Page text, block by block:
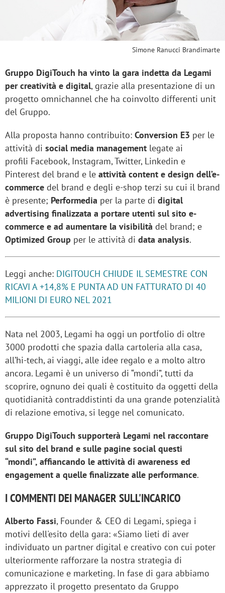
Simone Ranucci Brandimarte
Gruppo DigiTouch ha vinto la gara indetta da Legami
per creatività e digital, grazie alla presentazione di un
progetto omnichannel che ha coinvolto differenti unit
del Gruppo.
Alla proposta hanno contribuito: Conversion E3 per le
attività di social media management legate ai
profili Facebook, Instagram, Twitter, Linkedin e
Pinterest del brand e le attività content e design dell’e-
commerce del brand e degli e-shop terzi su cui il brand
è presente; Performedia per la parte di digital
advertising finalizzata a portare utenti sul sito e-
commerce e ad aumentare la visibilità del brand; e
Optimized Group per le attività di data analysis.
Leggi anche: DIGITOUCH CHIUDE IL SEMESTRE CON
RICAVI A +14,8% E PUNTA AD UN FATTURATO DI 40
MILIONI DI EURO NEL 2021
Nata nel 2003, Legami ha oggi un portfolio di oltre
3000 prodotti che spazia dalla cartoleria alla casa,
all’hi-tech, ai viaggi, alle idee regalo e a molto altro
ancora. Legami è un universo di “mondi”, tutti da
scoprire, ognuno dei quali è costituito da oggetti della
quotidianità contraddistinti da una grande potenzialità
di relazione emotiva, si legge nel comunicato.
Gruppo DigiTouch supporterà Legami nel raccontare
sul sito del brand e sulle pagine social questi
“mondi”, affiancando le attività di awareness ed
engagement a quelle finalizzate alle performance.
I COMMENTI DEI MANAGER SULL'INCARICO
Alberto Fassi, Founder & CEO di Legami, spiega i
motivi dell'esito della gara: «Siamo lieti di aver
individuato un partner digital e creativo con cui poter
ulteriormente rafforzare la nostra strategia di
comunicazione e marketing. In fase di gara abbiamo
apprezzato il progetto presentato da Gruppo